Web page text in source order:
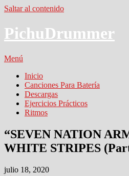
Saltar al contenido
PichuDrummer
Menú
Inicio
Canciones Para Batería
Descargas
Ejercicios Prácticos
Ritmos
“SEVEN NATION
WHITE STRIPES
julio 18, 2020